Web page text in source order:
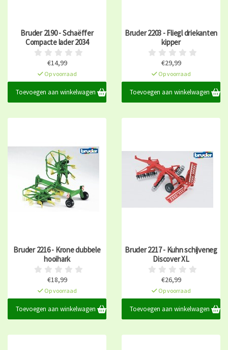
Bruder 2190 - Schaëffer
Compacte lader 2034
€14,99
Op voorraad
Toevoegen aan winkelwagen
Bruder 2203 - Fliegl driekanten
kipper
€29,99
Op voorraad
Toevoegen aan winkelwagen
Bruder 2216 - Krone dubbele
hooihark
€18,99
Op voorraad
Toevoegen aan winkelwagen
Bruder 2217 - Kuhn schijveneg
Discover XL
€26,99
Op voorraad
Toevoegen aan winkelwagen